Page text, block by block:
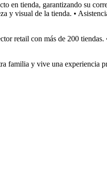
en tienda, garantizando su
y visual de la tienda. •
retail con más de 200
familia y vive una experiencia